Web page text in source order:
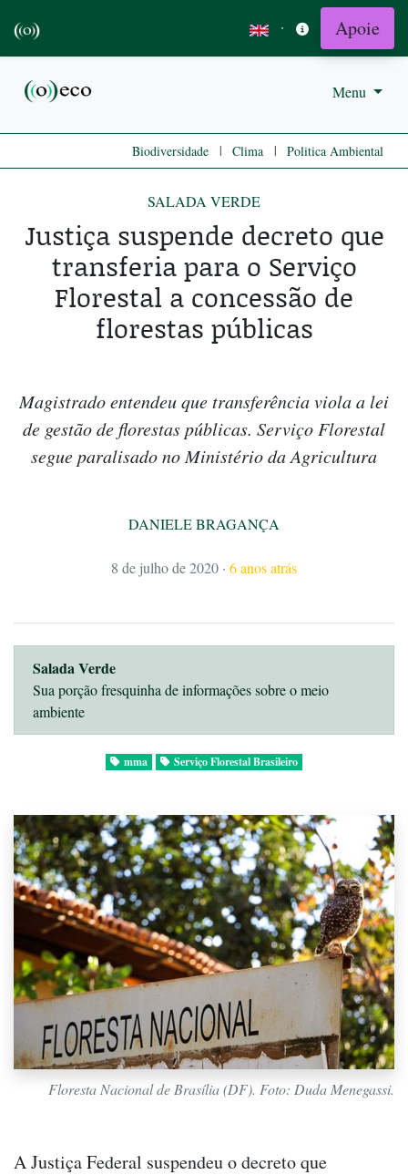
· Apoie
Menu
Biodiversidade | Clima | Politica Ambiental
SALADA VERDE
Justiça suspende decreto que
transferia para o Serviço
Florestal a concessão de
florestas públicas
Magistrado entendeu que transferência viola a lei
de gestão de florestas públicas. Serviço Florestal
segue paralisado no Ministério da Agricultura
DANIELE BRAGANÇA
8 de julho de 2020 · 6 anos atrás
Salada Verde
Sua porção fresquinha de informações sobre o meio
ambiente
mma Serviço Florestal Brasileiro
Floresta Nacional de Brasília (DF). Foto: Duda Menegassi.
A Justiça Federal suspendeu o decreto que